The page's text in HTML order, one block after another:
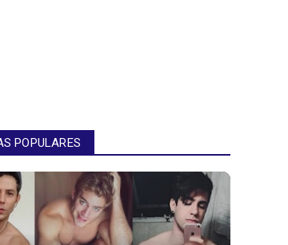
POPULARES